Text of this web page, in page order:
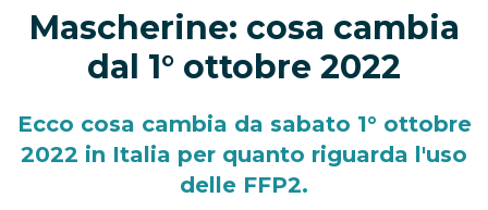
Mascherine: cosa cambia
dal 1° ottobre 2022
Ecco cosa cambia da sabato 1° ottobre
2022 in Italia per quanto riguarda l'uso
delle FFP2.